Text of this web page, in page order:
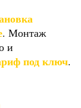
. Монтаж
и
под ключ.